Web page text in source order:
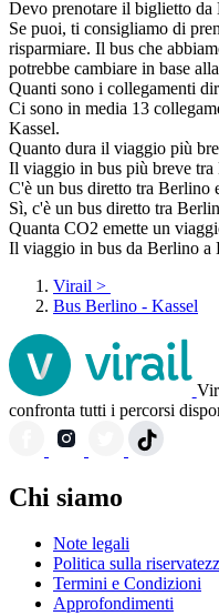
Devo prenotare il biglietto
Se puoi, ti consigliamo di
risparmiare. Il bus che
potrebbe cambiare in base
Quanti sono i collegamenti
Ci sono in media 13
Kassel.
Quanto dura il viaggio più
Il viaggio in bus più breve
C'è un bus diretto tra Berlino
Sì, c'è un bus diretto tra
Quanta CO2 emette un
Il viaggio in bus da Berlino a
Virail >
Bus Berlino - Kassel
confronta tutti i percorsi
Chi siamo
Note legali
Politica sulla
Termini e Condizioni
Approfondimenti